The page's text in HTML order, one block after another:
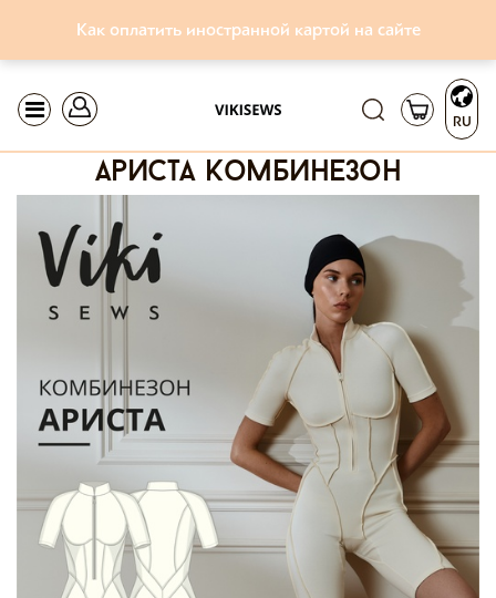
Как оплатить иностранной картой на сайте
RU
ариста комбинезон